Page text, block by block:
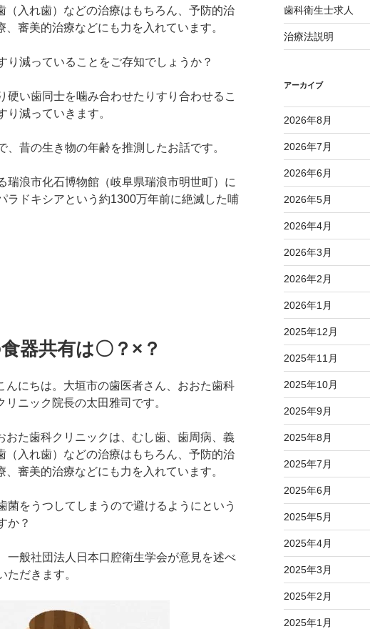
（入れ歯）などの治療はもちろん、予防的治
、審美的治療などにも力を入れています。
り減っていることをご存知でしょうか？
硬い歯同士を噛み合わせたりすり合わせるこ
り減っていきます。
、昔の生き物の年齢を推測したお話です。
瑞浪市化石博物館（岐阜県瑞浪市明世町）に
ラドキシアという約1300万年前に絶滅した哺
器共有は〇？×？
んにちは。大垣市の歯医者さん、おおた歯科
リニック院長の太田雅司です。
おた歯科クリニックは、むし歯、歯周病、義
（入れ歯）などの治療はもちろん、予防的治
、審美的治療などにも力を入れています。
菌をうつしてしまうので避けるようにという
か？
一般社団法人日本口腔衛生学会が意見を述べ
ただきます。
歯科衛生士求人
治療法説明
アーカイブ
2026年8月
2026年7月
2026年6月
2026年5月
2026年4月
2026年3月
2026年2月
2026年1月
2025年12月
2025年11月
2025年10月
2025年9月
2025年8月
2025年7月
2025年6月
2025年5月
2025年4月
2025年3月
2025年2月
2025年1月